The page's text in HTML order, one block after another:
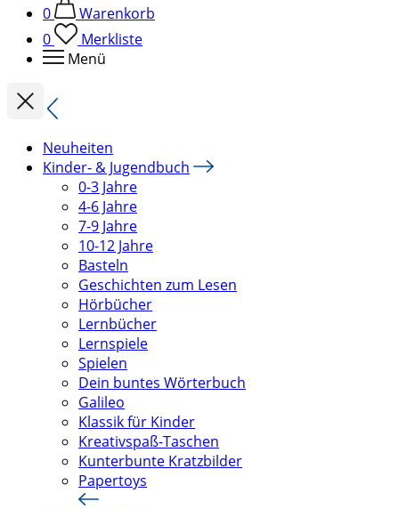
0
Warenkorb
0
Merkliste
Menü
Neuheiten
Kinder- & Jugendbuch
0-3 Jahre
4-6 Jahre
7-9 Jahre
10-12 Jahre
Basteln
Geschichten zum Lesen
Hörbücher
Lernbücher
Lernspiele
Spielen
Dein buntes Wörterbuch
Galileo
Klassik für Kinder
Kreativspaß-Taschen
Kunterbunte Kratzbilder
Papertoys